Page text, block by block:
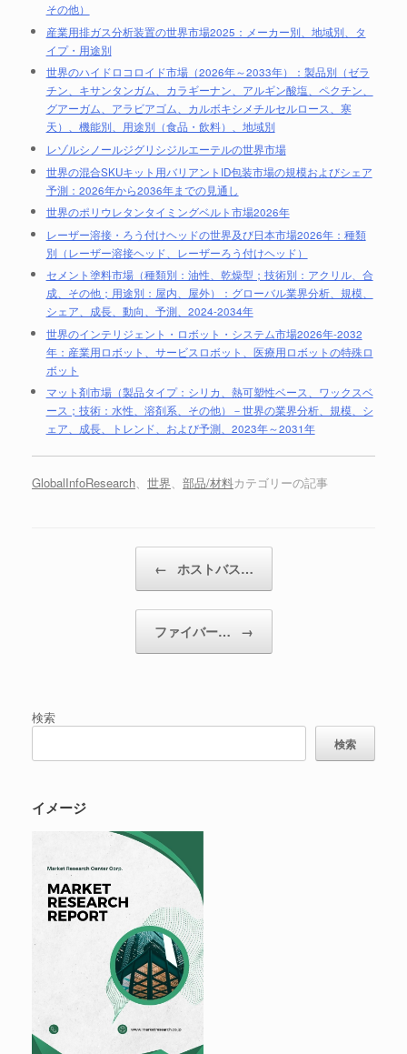
その他）
産業用排ガス分析装置の世界市場2025：メーカー別、地域別、タ
イプ・用途別
世界のハイドロコロイド市場（2026年～2033年）：製品別（ゼラ
チン、キサンタンガム、カラギーナン、アルギン酸塩、ペクチン、
グアーガム、アラビアゴム、カルボキシメチルセルロース、寒
天）、機能別、用途別（食品・飲料）、地域別
レゾルシノールジグリシジルエーテルの世界市場
世界の混合SKUキット用バリアントID包装市場の規模およびシェア
予測：2026年から2036年までの見通し
世界のポリウレタンタイミングベルト市場2026年
レーザー溶接・ろう付けヘッドの世界及び日本市場2026年：種類
別（レーザー溶接ヘッド、レーザーろう付けヘッド）
セメント塗料市場（種類別：油性、乾燥型；技術別：アクリル、合
成、その他；用途別：屋内、屋外）：グローバル業界分析、規模、
シェア、成長、動向、予測、2024-2034年
世界のインテリジェント・ロボット・システム市場2026年-2032
年：産業用ロボット、サービスロボット、医療用ロボットの特殊ロ
ボット
マット剤市場（製品タイプ：シリカ、熱可塑性ベース、ワックスベ
ース；技術：水性、溶剤系、その他）－世界の業界分析、規模、シ
ェア、成長、トレンド、および予測、2023年～2031年
GlobalInfoResearch、 世界、 部品/材料カテゴリーの記事
← ホストバス…
ファイバー… →
検索
検索
イメージ